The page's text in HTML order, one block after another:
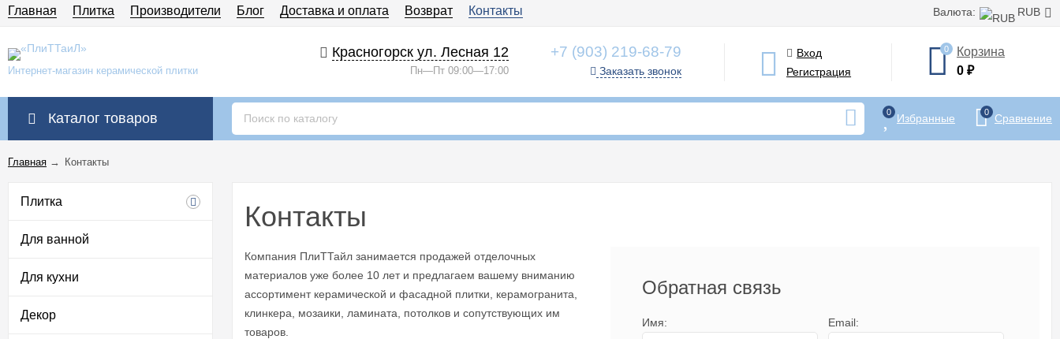
Валюта: RUB
Главная Плитка Производители Блог Доставка и оплата Возврат Контакты
Интернет-магазин керамической плитки
Красногорск ул. Лесная 12
Пн—Пт 09:00—17:00
+7 (903) 219-68-79
Заказать звонок
Вход
Регистрация
0
Корзина
0 ₽
Каталог товаров 0 Избранные 0 Сравнение
Главная → Контакты
Плитка
Для ванной
Для кухни
Декор
Контакты
Компания ПлиТТайл занимается продажей отделочных
материалов уже более 10 лет и предлагаем вашему вниманию
ассортимент керамической и фасадной плитки, керамогранита,
клинкера, мозаики, ламината, потолков и сопутствующих им
товаров.
Обратная связь
Имя: Email: